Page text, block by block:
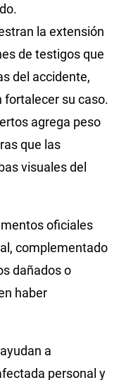
la extensión
de testigos que
del accidente,
fortalecer su caso.
agrega peso
que las
visuales del
oficiales
complementado
dañados o
haber
a
personal y